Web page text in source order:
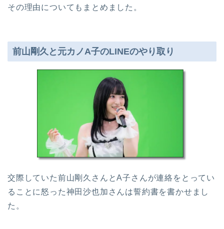
その理由についてもまとめました。
前山剛久と元カノA子のLINEのやり取り
交際していた前山剛久さんとA子さんが連絡をとってい
ることに怒った神田沙也加さんは誓約書を書かせまし
た。